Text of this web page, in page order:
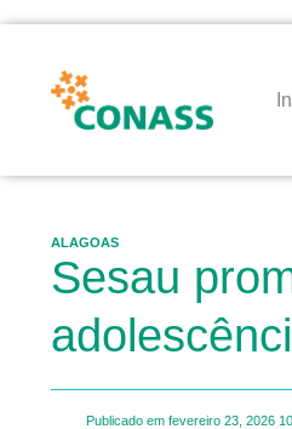
ALAGOAS
Sesau
Publicado em fevereiro 23, 2026